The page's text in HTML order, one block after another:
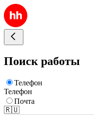
Поиск работы
Телефон
Телефон
Почта
🇷🇺